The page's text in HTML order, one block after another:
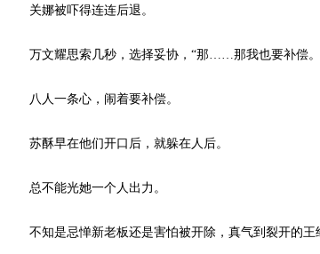
关娜被吓得连连后退。
万文耀思索几秒，选择妥协，“那……那我也要补偿
八人一条心，闹着要补偿。
苏酥早在他们开口后，就躲在人后。
总不能光她一个人出力。
不知是忌惮新老板还是害怕被开除，真气到裂开的王